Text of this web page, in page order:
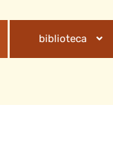
biblioteca